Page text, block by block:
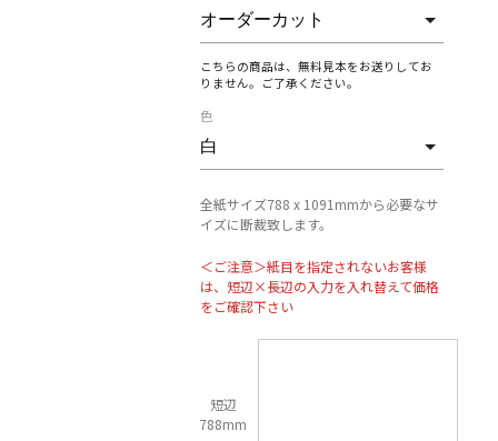
こちらの商品は、無料見本をお送りしてお
りません。ご了承ください。
色
全紙サイズ788 x 1091mmから必要なサ
イズに断裁致します。
＜ご注意＞紙目を指定されないお客様
は、短辺×長辺の入力を入れ替えて価格
をご確認下さい
短辺
788mm